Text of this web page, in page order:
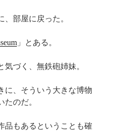
部屋に戻った。
」とある。
づく、無鉄砲姉妹。
に、そういう大きな博物
のだ。
品もあるということも確